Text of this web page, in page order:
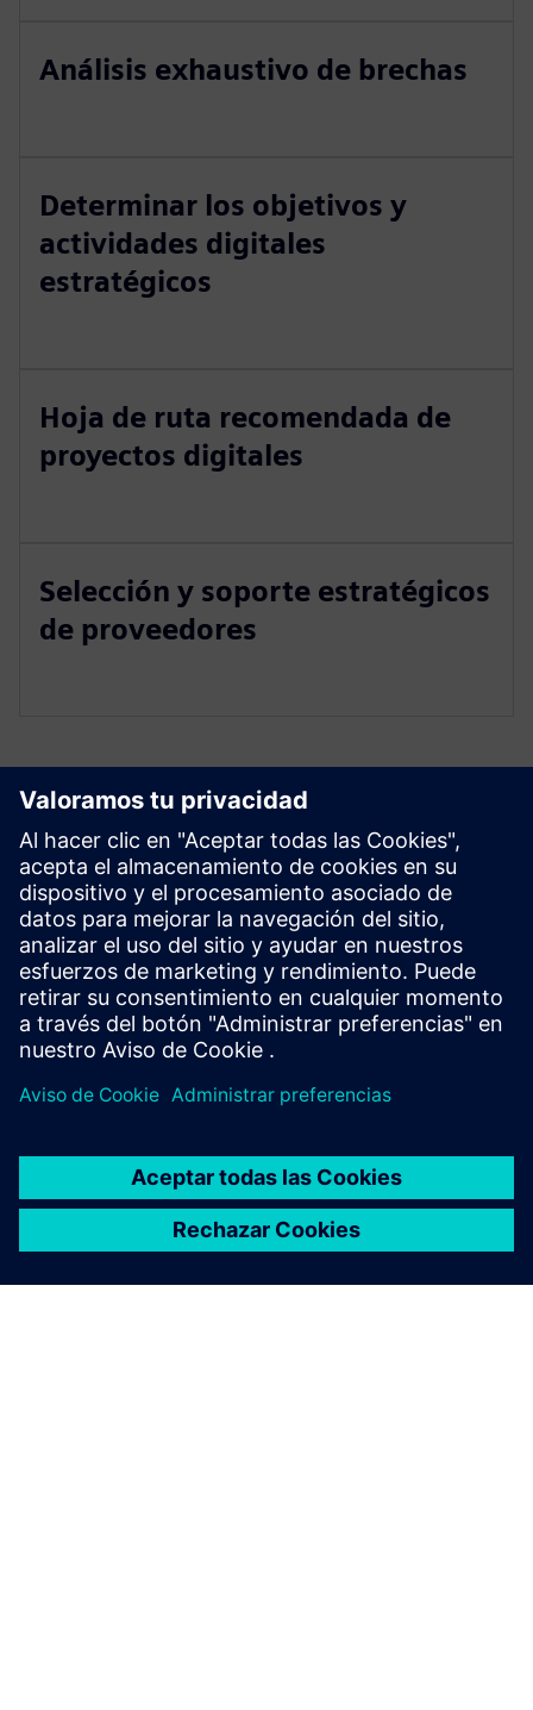
Análisis exhaustivo de brechas
Determinar los objetivos y
actividades digitales
estratégicos
Hoja de ruta recomendada de
proyectos digitales
Selección y soporte estratégicos
de proveedores
Explora los recursos y los
productos relacionados
Requisitos previos